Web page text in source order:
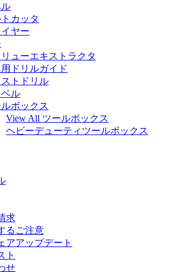
カッタ
ヤー
リューエキストラクタ
ドリルガイド
トドリル
ル
ボックス
View All ツールボックス
ヘビーデューティツールボックス
求
るご注意
アアップデート
ト
せ